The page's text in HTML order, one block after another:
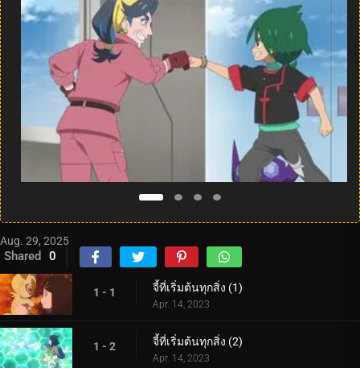
Aug. 29, 2025
Shared 0
1 - 1 จี้ที่เริ่มต้นทุกสิ่ง (1)
Apr. 14, 2023
1 - 2 จี้ที่เริ่มต้นทุกสิ่ง (2)
Apr. 14, 2023